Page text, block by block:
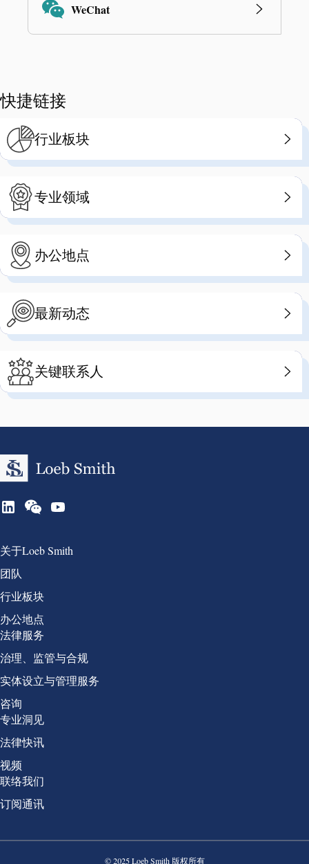
WeChat
快捷链接
行业板块
专业领域
办公地点
最新动态
关键联系人
Group 1
关于Loeb Smith
团队
行业板块
办公地点
Group 2
法律服务
治理、监管与合规
实体设立与管理服务
咨询
Group 3
专业洞见
法律快讯
视频
Group 4
联络我们
订阅通讯
© 2025 Loeb Smith 版权所有